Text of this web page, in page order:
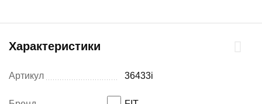
Характеристики
Артикул 36433i